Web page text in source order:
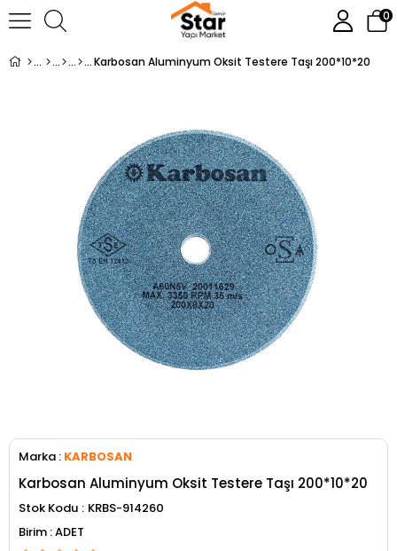
0
Karbosan Aluminyum Oksit Testere Taşı 200*10*20
Marka : KARBOSAN
Karbosan Aluminyum Oksit Testere Taşı 200*10*20
Stok Kodu
KRBS-914260
ADET